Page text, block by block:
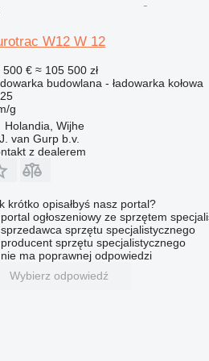
W12 W 12
500 € ≈ 105 500 zł
budowlana - ładowarka kołowa
g
Holandia, Wijhe
van Gurp b.v.
z dealerem
krótko opisałbyś nasz portal?
portal ogłoszeniowy ze sprzętem
sprzedawca sprzętu specjalistycznego
producent sprzętu specjalistycznego
nie ma poprawnej odpowiedzi
Wybierz odpowiedź